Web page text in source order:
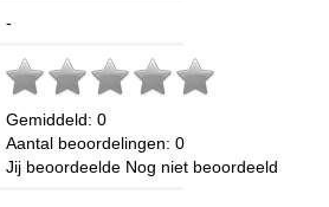
-
Gemiddeld: 0
Aantal beoordelingen: 0
Jij beoordeelde Nog niet beoordeeld